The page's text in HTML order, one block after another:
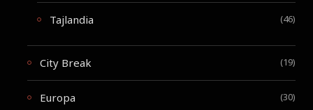
Tajlandia (46)
City Break (19)
Europa (30)